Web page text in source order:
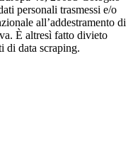
personali trasmessi e/o
all’addestramento di
È altresì fatto divieto
di data scraping.